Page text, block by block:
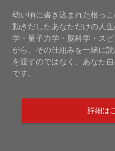
幼い頃に書き込まれた根っ
動きだしたあなただけの人
学・量子力学・脳科学・ス
がら、その仕組みを一緒に
を渡すのではなく、あなた
です。
詳細は